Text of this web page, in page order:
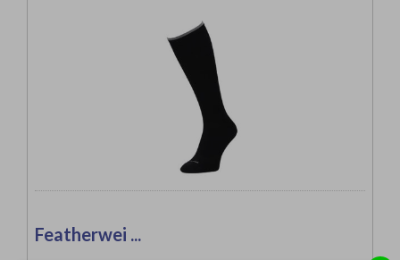
Featherwei ...